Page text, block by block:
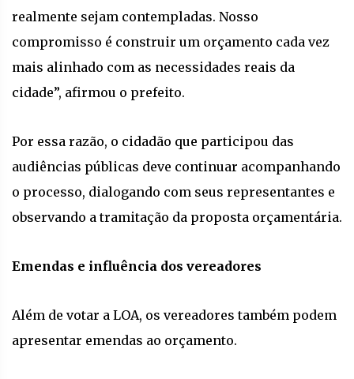
realmente sejam contempladas. Nosso
compromisso é construir um orçamento cada vez
mais alinhado com as necessidades reais da
cidade”, afirmou o prefeito.
Por essa razão, o cidadão que participou das
audiências públicas deve continuar acompanhando
o processo, dialogando com seus representantes e
observando a tramitação da proposta orçamentária.
Emendas e influência dos vereadores
Além de votar a LOA, os vereadores também podem
apresentar emendas ao orçamento.